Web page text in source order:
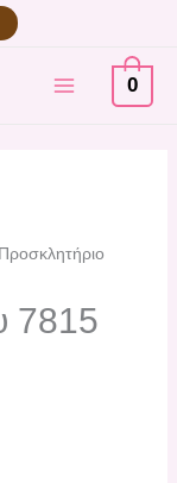
MAIN
MENU
0
7815